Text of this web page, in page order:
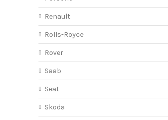
Renault
Rolls-Royce
Rover
Saab
Seat
Skoda